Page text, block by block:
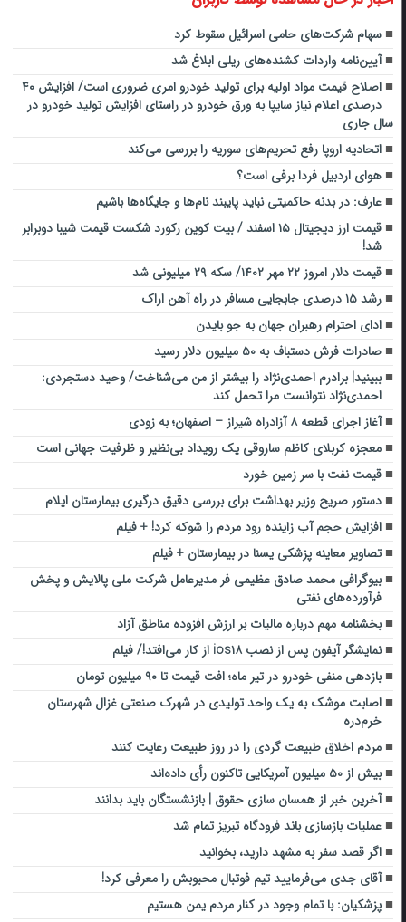
سهام شرکت‌های حامی اسرائیل سقوط کرد
آیین‌نامه واردات کشنده‌های ریلی ابلاغ شد
اصلاح قیمت مواد اولیه برای تولید خودرو امری ضروری است/ افزایش ۴۰
درصدی اعلام نیاز سایپا به ورق خودرو در راستای افزایش تولید خودرو در
سال جاری
اتحادیه اروپا رفع تحریم‌های سوریه را بررسی می‌کند
هوای اردبیل فردا برفی است؟
عارف: در بدنه حاکمیتی نباید پایبند نام‌ها و جایگاه‌ها باشیم
قیمت ارز دیجیتال ۱۵ اسفند / بیت کوین رکورد شکست قیمت شیبا دوبرابر
شد!
قیمت دلار امروز ۲۲ مهر ۱۴۰۲/ سکه ۲۹ میلیونی شد
رشد ۱۵ درصدی جابجایی مسافر در راه آهن اراک
ادای احترام رهبران جهان به جو بایدن
صادرات فرش دستباف به ۵۰ میلیون دلار رسید
ببینید| برادرم احمدی‌نژاد را بیشتر از من می‌شناخت/ وحید دستجردی:
احمدی‌نژاد نتوانست مرا تحمل کند
آغاز اجرای قطعه ۸ آزادراه شیراز – اصفهان؛ به زودی
معجزه کربلای کاظم ساروقی یک رویداد بی‌نظیر و ظرفیت جهانی است
قیمت نفت با سر زمین خورد
دستور صریح وزیر بهداشت برای بررسی دقیق درگیری بیمارستان ایلام
افزایش حجم آب زاینده‌ رود مردم را شوکه کرد! + فیلم
تصاویر معاینه پزشکی یسنا در بیمارستان + فیلم
بیوگرافی محمد صادق عظیمی فر مدیرعامل شرکت ملی پالایش و پخش
فرآورده‌های نفتی
بخشنامه مهم درباره مالیات بر ارزش افزوده مناطق آزاد
نمایشگر آیفون پس از نصب ios۱۸ از کار می‌افتد!/ فیلم
بازدهی منفی خودرو در تیر ماه؛ افت قیمت تا ۹۰ میلیون تومان
اصابت موشک به یک واحد تولیدی در شهرک صنعتی غزال شهرستان
خرم‌دره
مردم اخلاق طبیعت گردی را در روز طبیعت رعایت کنند
بیش از ۵۰ میلیون آمریکایی تاکنون رأی داده‌اند
آخرین خبر از همسان سازی حقوق | بازنشستگان باید بدانند
عملیات بازسازی باند فرودگاه تبریز تمام شد
اگر قصد سفر به مشهد دارید، بخوانید
آقای جدی می‌فرمایید تیم فوتبال محبوبش را معرفی کرد!
پزشکیان: با تمام وجود در کنار مردم یمن هستیم